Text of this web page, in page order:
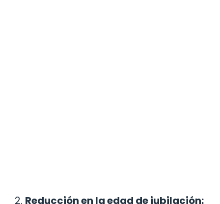
2. Reducción en la edad de jubilación: